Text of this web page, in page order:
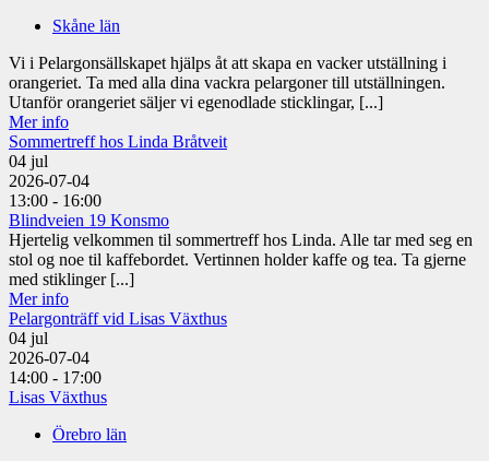
Skåne län
Vi i Pelargonsällskapet hjälps åt att skapa en vacker utställning i
orangeriet. Ta med alla dina vackra pelargoner till utställningen.
Utanför orangeriet säljer vi egenodlade sticklingar, [...]
Mer info
Sommertreff hos Linda Bråtveit
04 jul
2026-07-04
13:00 - 16:00
Blindveien 19 Konsmo
Hjertelig velkommen til sommertreff hos Linda. Alle tar med seg en
stol og noe til kaffebordet. Vertinnen holder kaffe og tea. Ta gjerne
med stiklinger [...]
Mer info
Pelargonträff vid Lisas Växthus
04 jul
2026-07-04
14:00 - 17:00
Lisas Växthus
Örebro län